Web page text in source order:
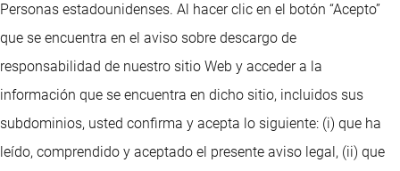
Personas estadounidenses. Al hacer clic en el botón “Acepto”
que se encuentra en el aviso sobre descargo de
responsabilidad de nuestro sitio Web y acceder a la
información que se encuentra en dicho sitio, incluidos sus
subdominios, usted confirma y acepta lo siguiente: (i) que ha
leído, comprendido y aceptado el presente aviso legal, (ii) que